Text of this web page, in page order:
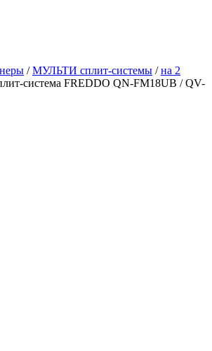
/МУЛЬТИ сплит-системы /на 2
система FREDDO QN-FM18UB / QV-